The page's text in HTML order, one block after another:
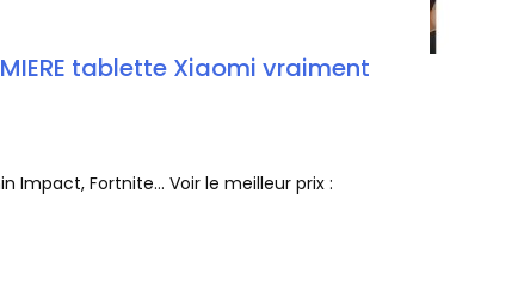
tablette Xiaomi vraiment
Impact, Fortnite… Voir le meilleur prix :